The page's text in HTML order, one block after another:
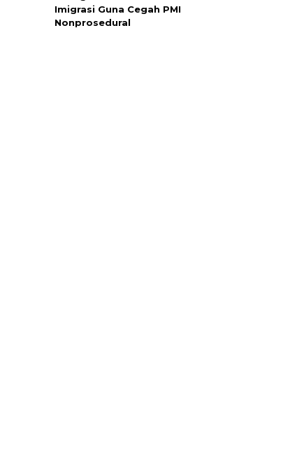
Imigrasi Guna Cegah PMI
Nonprosedural